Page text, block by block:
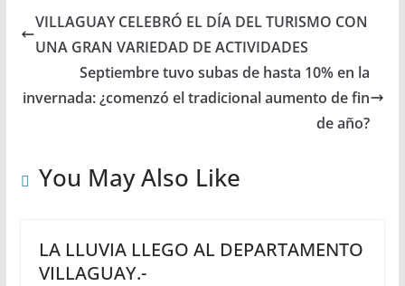
a
t
A
p
c
e
b
o
k
i
t
t
e
s
s
e
n
e
r
a
r
e
VILLAGUAY CELEBRÓ EL DÍA DEL TURISMO CON
UNA GRAN VARIEDAD DE ACTIVIDADES
Septiembre tuvo subas de hasta 10% en la
invernada: ¿comenzó el tradicional aumento de fin
de año?
You May Also Like
LA LLUVIA LLEGO AL DEPARTAMENTO
VILLAGUAY.-